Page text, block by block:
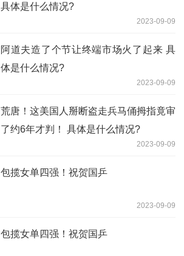
具体是什么情况?
2023-09-09
阿道夫造了个节让终端市场火了起来 具
体是什么情况?
2023-09-09
荒唐！这美国人掰断盗走兵马俑拇指竟审
了约6年才判！ 具体是什么情况?
2023-09-09
包揽女单四强！祝贺国乒
2023-09-09
包揽女单四强！祝贺国乒